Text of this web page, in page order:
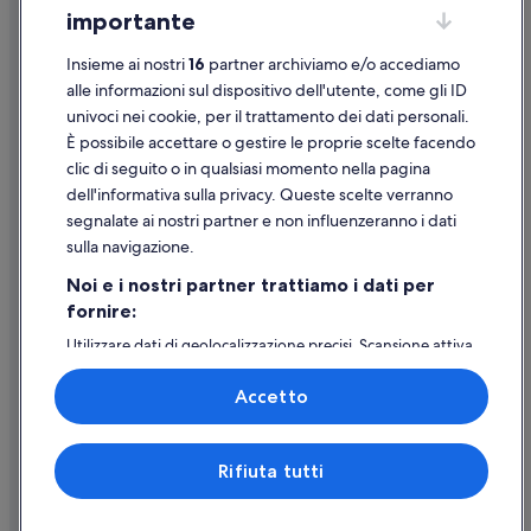
Linee guida sui contenuti e segnalazione dei contenuti
Supporto
Assistenza clienti
Contattaci
Come cancellare un volo
Come modificare la prenotazione di un hotel o una casa vacanze
Tempistiche per i rimborsi
Utilizzare un coupon Expedia
Documenti per i viaggi internazionali
Expedia, Inc. non è responsabile dei contenuti di siti esterni.
© 2026 Expedia, Inc., una società di Expedia Group. Tutti i diritti riservati.
Expedia e il logo di Expedia sono marchi registrati o marchi di Expedia,
importante
Insieme ai nostri16 partner archiviamo e/o accediamo
alle informazioni sul dispositivo dell'utente, come gli ID
univoci nei cookie, per il trattamento dei dati personali.
È possibile accettare o gestire le proprie scelte facendo
clic di seguito o in qualsiasi momento nella pagina
dell'informativa sulla privacy. Queste scelte verranno
segnalate ai nostri partner e non influenzeranno i dati
sulla navigazione.
Noi e i nostri partner trattiamo i dati per
fornire:
Utilizzare dati di geolocalizzazione precisi. Scansione attiva
delle caratteristiche del dispositivo ai fini
dell’identificazione. Archiviare informazioni su dispositivo
e/o accedervi. Pubblicità e contenuti personalizzati,
misurazione delle prestazioni dei contenuti e degli
annunci, ricerche sul pubblico, sviluppo di servizi.
Elenco dei partner (fornitori)
Rifiuta tutti
Accetto